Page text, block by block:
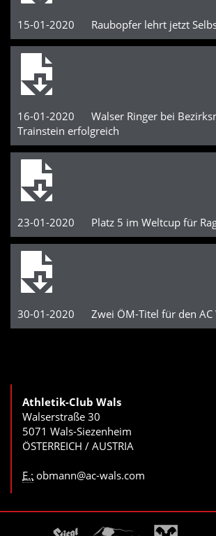
15-01-2020 Raubopfer lehrt jetzt
16-01-2020 Walser Ringer bei
Trainstein erfolgreich
23-01-2020 Platz 5 im Weltcup für
30-01-2020 Zwei ÖM-Titel für den AC
Athletik-Club Wals
Walserstraße 30
5071 Wals-Siezenheim
ÖSTERREICH / AUSTRIA
E.: obmann@ac-wals.com